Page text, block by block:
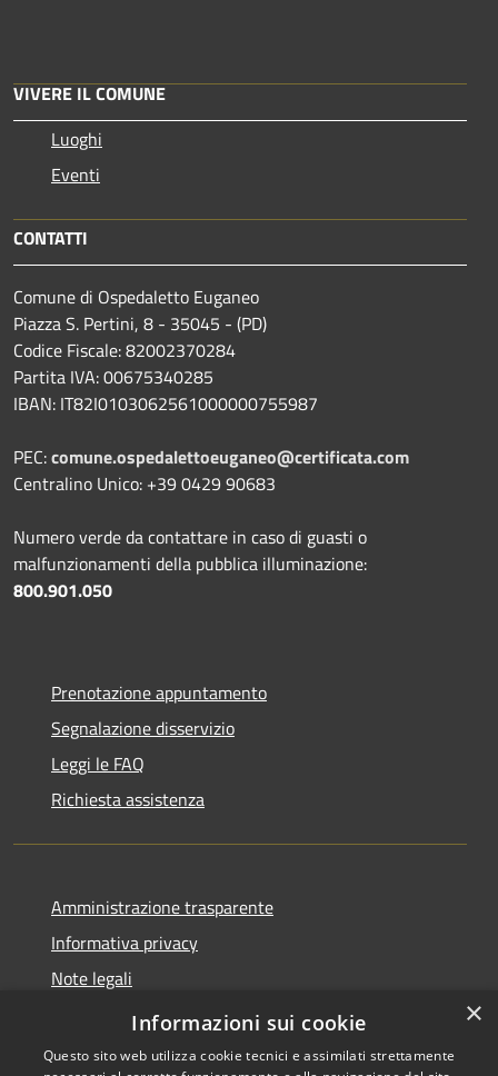
VIVERE IL COMUNE
Luoghi
Eventi
CONTATTI
Comune di Ospedaletto Euganeo
Piazza S. Pertini, 8 - 35045 - (PD)
Codice Fiscale: 82002370284
Partita IVA: 00675340285
IBAN: IT82I0103062561000000755987
PEC:comune.ospedalettoeuganeo@certificata.com
Centralino Unico: +39 0429 90683
Numero verde da contattare in caso di guasti o
malfunzionamenti della pubblica illuminazione:
800.901.050
Prenotazione appuntamento
Segnalazione disservizio
Leggi le FAQ
Richiesta assistenza
Amministrazione trasparente
Informativa privacy
Note legali
Dichiarazione di accessibilità
×
Informazioni sui cookie
Questo sito web utilizza cookie tecnici e assimilati strettamente